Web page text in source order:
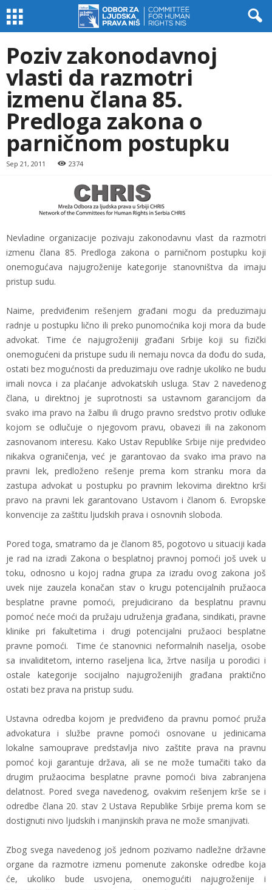
Poziv zakonodavnoj
vlasti da razmotri
izmenu člana 85.
Predloga zakona o
parničnom postupku
Sep 21, 2011 2374
Nevladine organizacije pozivaju zakonodavnu vlast da razmotri
izmenu člana 85. Predloga zakona o parničnom postupku koji
onemogućava najugroženije kategorije stanovništva da imaju
pristup sudu.
Naime, predviđenim rešenjem građani mogu da preduzimaju
radnje u postupku lično ili preko punomoćnika koji mora da bude
advokat. Time će najugroženiji građani Srbije koji su fizički
onemogućeni da pristupe sudu ili nemaju novca da dođu do suda,
ostati bez mogućnosti da preduzimaju ove radnje ukoliko ne budu
imali novca i za plaćanje advokatskih usluga. Stav 2 navedenog
člana, u direktnoj je suprotnosti sa ustavnom garancijom da
svako ima pravo na žalbu ili drugo pravno sredstvo protiv odluke
kojom se odlučuje o njegovom pravu, obavezi ili na zakonom
zasnovanom interesu. Kako Ustav Republike Srbije nije predvideo
nikakva ograničenja, već je garantovao da svako ima pravo na
pravni lek, predloženo rešenje prema kom stranku mora da
zastupa advokat u postupku po pravnim lekovima direktno krši
pravo na pravni lek garantovano Ustavom i članom 6. Evropske
konvencije za zaštitu ljudskih prava i osnovnih sloboda.
Pored toga, smatramo da je članom 85, pogotovo u situaciji kada
je rad na izradi Zakona o besplatnoj pravnoj pomoći još uvek u
toku, odnosno u kojoj radna grupa za izradu ovog zakona još
uvek nije zauzela konačan stav o krugu potencijalnih pružaoca
besplatne pravne pomoći, prejudicirano da besplatnu pravnu
pomoć neće moći da pružaju udruženja građana, sindikati, pravne
klinike pri fakultetima i drugi potencijalni pružaoci besplatne
pravne pomoći. Time će stanovnici neformalnih naselja, osobe
sa invaliditetom, interno raseljena lica, žrtve nasilja u porodici i
ostale kategorije socijalno najugroženijih građana praktično
ostati bez prava na pristup sudu.
Ustavna odredba kojom je predviđeno da pravnu pomoć pruža
advokatura i službe pravne pomoći osnovane u jedinicama
lokalne samouprave predstavlja nivo zaštite prava na pravnu
pomoć koji garantuje država, ali se ne može tumačiti tako da
drugim pružaocima besplatne pravne pomoći biva zabranjena
delatnost. Pored svega navedenog, ovakvim rešenjem krše se i
odredbe člana 20. stav 2 Ustava Republike Srbije prema kom se
dostignuti nivo ljudskih i manjinskih prava ne može smanjivati.
Zbog svega navedenog još jednom pozivamo nadležne državne
organe da razmotre izmenu pomenute zakonske odredbe koja
će, ukoliko bude usvojena, onemogućiti najugroženije i